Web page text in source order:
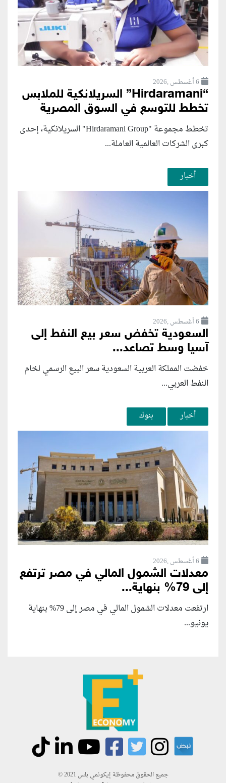
6 أغسطس ,2026
“Hirdaramani” السريلانكية للملابس
تخطط للتوسع في السوق المصرية
تخطط مجموعة "Hirdaramani Group" السريلانكية، إحدى
كبرى الشركات العالمية العاملة...
أخبار
6 أغسطس ,2026
السعودية تخفض سعر بيع النفط إلى
آسيا وسط تصاعد...
خفضت المملكة العربية السعودية سعر البيع الرسمي لخام
النفط العربي...
أخبار بنوك
6 أغسطس ,2026
معدلات الشمول المالي في مصر ترتفع
إلى 79% بنهاية...
ارتفعت معدلات الشمول المالي في مصر إلى 79% بنهاية
يونيو...
جميع الحقوق محفوظة إيكونمي بلس 2021 ©